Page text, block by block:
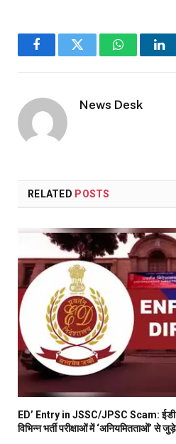
FacebookTwitter WhatsApp
News Desk
RELATED POSTS
ED’ Entry in JSSC/JPSC Scam:
विभिन्न भर्ती परीक्षाओं में ‘अनियमितताओं’ से